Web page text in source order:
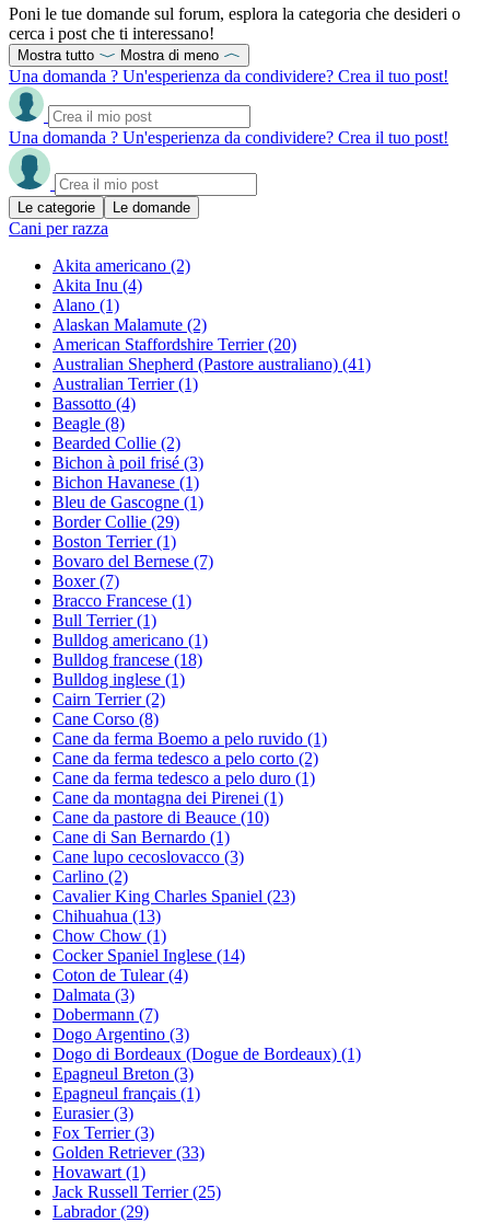
Poni le tue domande sul forum, esplora la categoria che desideri o
cerca i post che ti interessano!
Mostra tutto Mostra di meno
Una domanda ? Un'esperienza da condividere? Crea il tuo post!
Una domanda ? Un'esperienza da condividere? Crea il tuo post!
Le categorie Le domande
Cani per razza
Akita americano (2)
Akita Inu (4)
Alano (1)
Alaskan Malamute (2)
American Staffordshire Terrier(20)
Australian Shepherd (Pastore australiano) (41)
Australian Terrier(1)
Bassotto (4)
Beagle (8)
Bearded Collie (2)
Bichon à poil frisé (3)
Bichon Havanese (1)
Bleu de Gascogne (1)
Border Collie (29)
Boston Terrier(1)
Bovaro del Bernese (7)
Boxer(7)
Bracco Francese (1)
Bull Terrier(1)
Bulldog americano (1)
Bulldog francese (18)
Bulldog inglese (1)
Cairn Terrier(2)
Cane Corso (8)
Cane da ferma Boemo a pelo ruvido (1)
Cane da ferma tedesco a pelo corto (2)
Cane da ferma tedesco a pelo duro (1)
Cane da montagna dei Pirenei (1)
Cane da pastore di Beauce (10)
Cane di San Bernardo (1)
Cane lupo cecoslovacco (3)
Carlino (2)
Cavalier King Charles Spaniel (23)
Chihuahua (13)
Chow Chow (1)
Cocker Spaniel Inglese (14)
Coton de Tulear(4)
Dalmata (3)
Dobermann (7)
Dogo Argentino (3)
Dogo di Bordeaux (Dogue de Bordeaux) (1)
Epagneul Breton (3)
Epagneul français (1)
Eurasier(3)
Fox Terrier(3)
Golden Retriever(33)
Hovawart (1)
Jack Russell Terrier(25)
Labrador(29)